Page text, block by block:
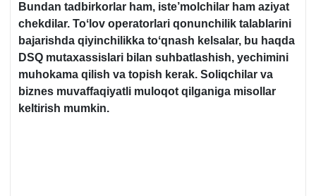
Bundan tadbirkorlar ham, iste’molchilar ham aziyat
chekdilar. Toʻlov operatorlari qonunchilik talablarini
bajarishda qiyinchilikka toʻqnash kelsalar, bu haqda
DSQ mutaхassislari bilan suhbatlashish, yechimini
muhokama qilish va topish kerak. Soliqchilar va
biznes muvaffaqiyatli muloqot qilganiga misollar
keltirish mumkin.